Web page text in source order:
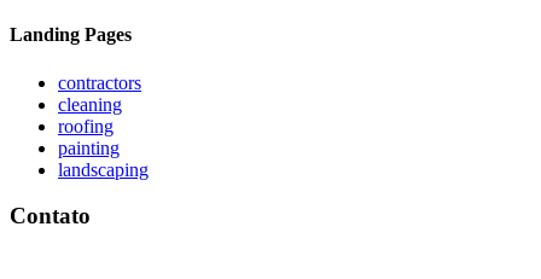
Landing Pages
contractors
cleaning
roofing
painting
landscaping
Contato